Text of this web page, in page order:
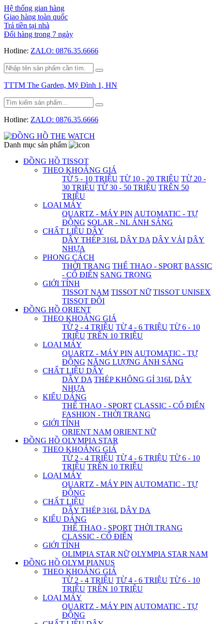
Hệ thống gian hàng
Giao hàng toàn quốc
Trả tiền tại nhà
Đổi hàng trong 7 ngày
Hotline: ZALO: 0876.35.6666
TTTM The Garden, Mỹ Đình 1, HN
Hotline: ZALO: 0876.35.6666
Danh mục sản phẩm
ĐỒNG HỒ TISSOT
THEO KHOẢNG GIÁ
TỪ 5 - 10 TRIỆU TỪ 10 - 20 TRIỆU TỪ 20 -
30 TRIỆU TỪ 30 - 50 TRIỆU TRÊN 50
TRIỆU
LOẠI MÁY
QUARTZ - MÁY PIN AUTOMATIC - TỰ
ĐỘNG SOLAR - NL ÁNH SÁNG
CHẤT LIỆU DÂY
DÂY THÉP 316L DÂY DA DÂY VẢI DÂY
NHỰA
PHONG CÁCH
THỜI TRANG THỂ THAO - SPORT BASSIC
- CỔ ĐIỂN SANG TRỌNG
GIỚI TÍNH
TISSOT NAM TISSOT NỮ TISSOT UNISEX
TISSOT ĐÔI
ĐỒNG HỒ ORIENT
THEO KHOẢNG GIÁ
TỪ 2 - 4 TRIỆU TỪ 4 - 6 TRIỆU TỪ 6 - 10
TRIỆU TRÊN 10 TRIỆU
LOẠI MÁY
QUARTZ - MÁY PIN AUTOMATIC - TỰ
ĐỘNG NĂNG LƯỢNG ÁNH SÁNG
CHẤT LIỆU DÂY
DÂY DA THÉP KHÔNG GỈ 316L DÂY
NHỰA
KIỂU DÁNG
THỂ THAO - SPORT CLASSIC - CỔ ĐIỂN
FASHION - THỜI TRANG
GIỚI TÍNH
ORIENT NAM ORIENT NỮ
ĐỒNG HỒ OLYMPIA STAR
THEO KHOẢNG GIÁ
TỪ 2 - 4 TRIỆU TỪ 4 - 6 TRIỆU TỪ 6 - 10
TRIỆU TRÊN 10 TRIỆU
LOẠI MÁY
QUARTZ - MÁY PIN AUTOMATIC - TỰ
ĐỘNG
CHẤT LIỆU
DÂY THÉP 316L DÂY DA
KIỂU DÁNG
THỂ THAO - SPORT THỜI TRANG
CLASSIC - CỔ ĐIỂN
GIỚI TÍNH
OLIMPIA STAR NỮ OLYMPIA STAR NAM
ĐỒNG HỒ OLYM PIANUS
THEO KHOẢNG GIÁ
TỪ 2 - 4 TRIỆU TỪ 4 - 6 TRIỆU TỪ 6 - 10
TRIỆU TRÊN 10 TRIỆU
LOẠI MÁY
QUARTZ - MÁY PIN AUTOMATIC - TỰ
ĐỘNG